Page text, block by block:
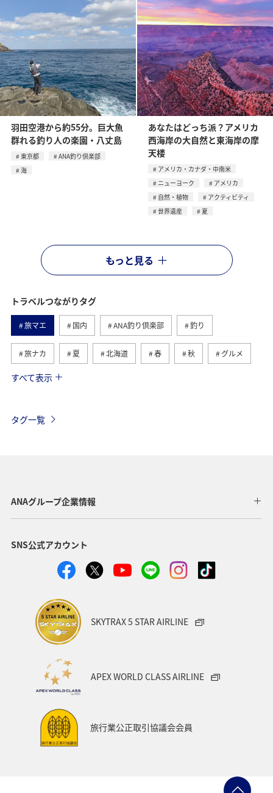
羽田空港から約55分。巨大魚
群れる釣り人の楽園・八丈島
東京都
ANA釣り倶楽部
海
あなたはどっち派？アメリカ
西海岸の大自然と東海岸の摩
天楼
アメリカ・カナダ・中南米
ニューヨーク
アメリカ
自然・植物
アクティビティ
世界遺産
夏
もっと見る
トラベルつながりタグ
旅マエ 国内 ANA釣り倶楽部 釣り
旅ナカ 夏 北海道 春 秋 グルメ
海 海外
マイルを貯める トラウト 北陸地方 福岡県
静岡県 ツアー
鹿児島県 栃木県 マダイ
家族旅行
中国地方 アメリカ
イワナ
アメリカ・カナダ・中南米
世界遺産
愛媛県 福島県
フランス
すべて表示
タグ一覧
ANAグループ企業情報
SNS公式アカウント
SKYTRAX 5 STAR AIRLINE
APEX WORLD CLASS AIRLINE
旅行業公正取引協議会会員